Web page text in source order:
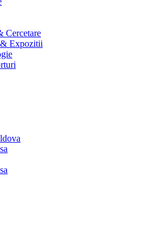
Cercetare
Expozitii